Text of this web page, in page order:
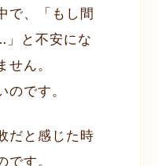
で、「もし間
」と不安にな
せん。
のです。
だと感じた時
です。